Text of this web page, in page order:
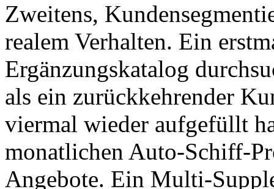
Zweitens,
realem Verhalten. Ein
Ergänzungskatalog
als ein zurückkehrender
viermal wieder aufgefüllt
monatlichen Auto-Schiff-
Angebote. Ein Multi-